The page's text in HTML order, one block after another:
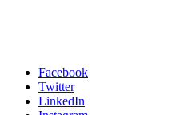
Facebook
Twitter
LinkedIn